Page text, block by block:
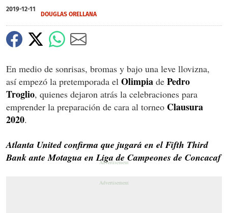
2019-12-11
DOUGLAS ORELLANA
En medio de sonrisas, bromas y bajo una leve llovizna,
así empezó la pretemporada el Olimpia de Pedro
Troglio, quienes dejaron atrás la celebraciones para
emprender la preparación de cara al torneo Clausura
2020.
Atlanta United confirma que jugará en el Fifth Third
Bank ante Motagua en Liga de Campeones de Concacaf